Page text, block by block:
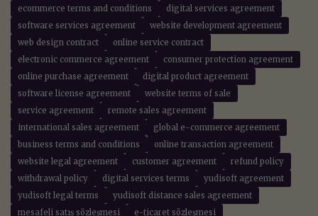
ecommerce terms and conditions
digital services agreement
software services agreement
website development agreement
web design contract
online service contract
electronic commerce agreement
consumer protection agreement
online purchase agreement
digital product agreement
software license agreement
website terms of sale
service agreement
remote sales agreement
international sales agreement
global e-commerce agreement
business terms and conditions
online transaction agreement
website legal agreement
customer agreement
refund policy
withdrawal policy
digital services terms
yudisoft agreement
yudisoft legal terms
yudisoft distance sales agreement
mesafeli satış sözleşmesi
e-ticaret sözleşmesi